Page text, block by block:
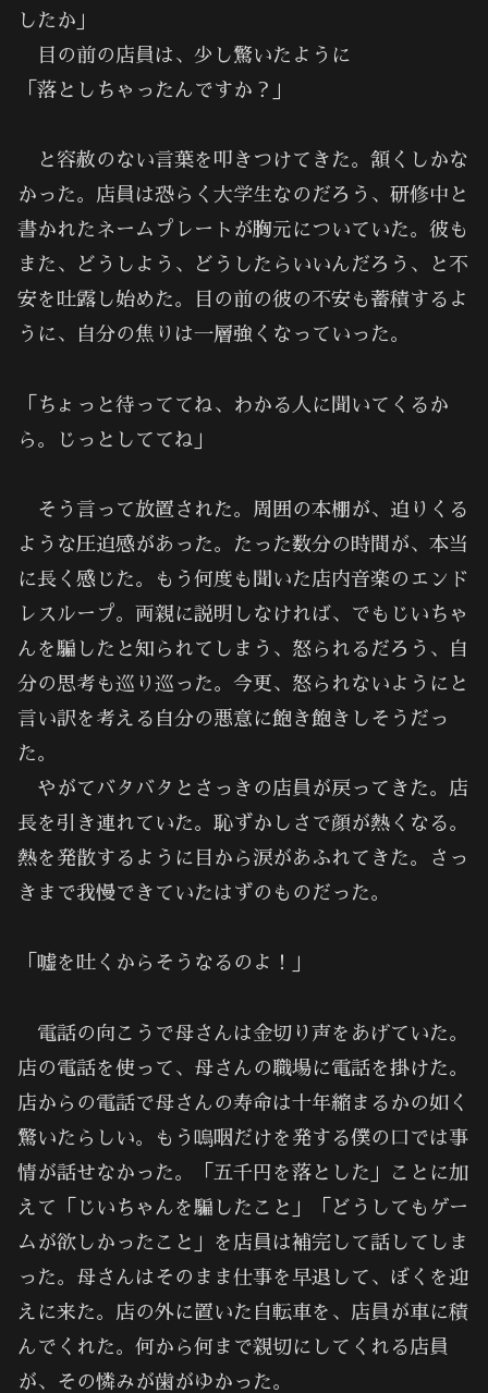
したか」
目の前の店員は、少し驚いたように
「落としちゃったんですか？」
と容赦のない言葉を叩きつけてきた。頷くしかな
かった。店員は恐らく大学生なのだろう、研修中と
書かれたネームプレートが胸元についていた。彼も
また、どうしよう、どうしたらいいんだろう、と不
安を吐露し始めた。目の前の彼の不安も蓄積するよ
うに、自分の焦りは一層強くなっていった。
「ちょっと待っててね、わかる人に聞いてくるか
ら。じっとしててね」
そう言って放置された。周囲の本棚が、迫りくる
ような圧迫感があった。たった数分の時間が、本当
に長く感じた。もう何度も聞いた店内音楽のエンド
レスループ。両親に説明しなければ、でもじいちゃ
んを騙したと知られてしまう、怒られるだろう、自
分の思考も巡り巡った。今更、怒られないようにと
言い訳を考える自分の悪意に飽き飽きしそうだっ
た。
やがてバタバタとさっきの店員が戻ってきた。店
長を引き連れていた。恥ずかしさで顔が熱くなる。
熱を発散するように目から涙があふれてきた。さっ
きまで我慢できていたはずのものだった。
「嘘を吐くからそうなるのよ！」
電話の向こうで母さんは金切り声をあげていた。
店の電話を使って、母さんの職場に電話を掛けた。
店からの電話で母さんの寿命は十年縮まるかの如く
驚いたらしい。もう嗚咽だけを発する僕の口では事
情が話せなかった。「五千円を落とした」ことに加
えて「じいちゃんを騙したこと」「どうしてもゲー
ムが欲しかったこと」を店員は補完して話してしま
った。母さんはそのまま仕事を早退して、ぼくを迎
えに来た。店の外に置いた自転車を、店員が車に積
んでくれた。何から何まで親切にしてくれる店員
が、その憐みが歯がゆかった。